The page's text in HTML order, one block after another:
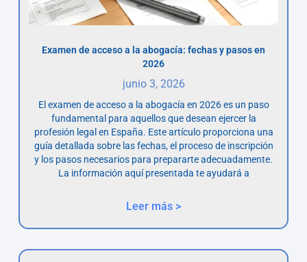
Examen de acceso a la abogacía: fechas y pasos en
2026
junio 3, 2026
El examen de acceso a la abogacía en 2026 es un paso
fundamental para aquellos que desean ejercer la
profesión legal en España. Este artículo proporciona una
guía detallada sobre las fechas, el proceso de inscripción
y los pasos necesarios para prepararte adecuadamente.
La información aquí presentada te ayudará a
Leer más >